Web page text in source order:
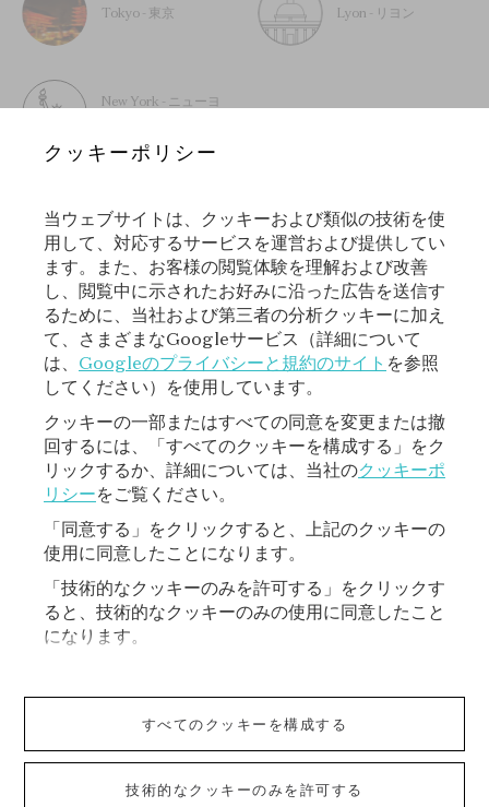
Tokyo - 東京 Lyon - リヨン
New York - ニューヨ
ニュースレターに登録する
登録
VAN CLEEF & ARPELS
クッキーポリシー
クッキーポリシー
当ウェブサイトは、クッキーおよび類似の技術を使
用して、対応するサービスを運営および提供してい
ます。また、お客様の閲覧体験を理解および改善
し、閲覧中に示されたお好みに沿った広告を送信す
るために、当社および第三者の分析クッキーに加え
て、さまざまなGoogleサービス（詳細について
は、 Googleのプライバシーと規約のサイト を参照
してください）を使用しています。
クッキーの一部またはすべての同意を変更または撤
回するには、「すべてのクッキーを構成する」をク
リックするか、詳細については、当社のクッキーポ
リシーをご覧ください。
「同意する」をクリックすると、上記のクッキーの
使用に同意したことになります。
「技術的なクッキーのみを許可する」をクリックす
ると、技術的なクッキーのみの使用に同意したこと
になります。
すべてのクッキーを構成する
技術的なクッキーのみを許可する